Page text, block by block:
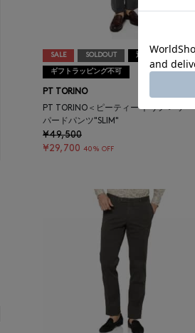
SALE SOLDOUT 返品不可
ギフトラッピング不可
PT TORINO
PT TORINO＜ピーティー トリノ＞ テー
パードパンツ"SLIM"
¥49,500
¥29,700 40% OFF